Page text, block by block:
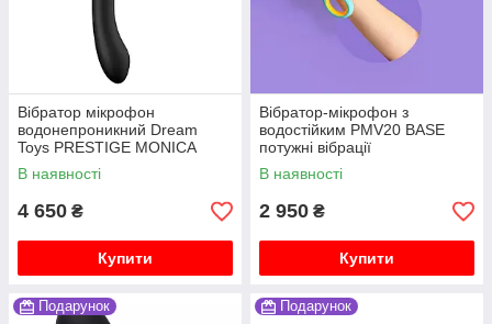
Вібратор мікрофон
водонепроникний Dream
Toys PRESTIGE MONICA
LUXXE
В наявності
4 650 ₴
Купити
Вібратор-мікрофон з
водостійким PMV20 BASE
потужні вібрації
В наявності
2 950 ₴
Купити
Подарунок Подарунок